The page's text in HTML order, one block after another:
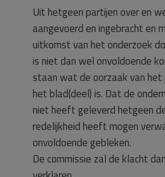
Uit hetgeen partijen over en
aangevoerd en ingebracht en
uitkomst van het onderzoek
is niet dan wel onvoldoende
staan wat de oorzaak van
het blad(deel) is. Dat de
niet heeft geleverd hetgeen
redelijkheid heeft mogen
onvoldoende gebleken.
De commissie zal de klacht